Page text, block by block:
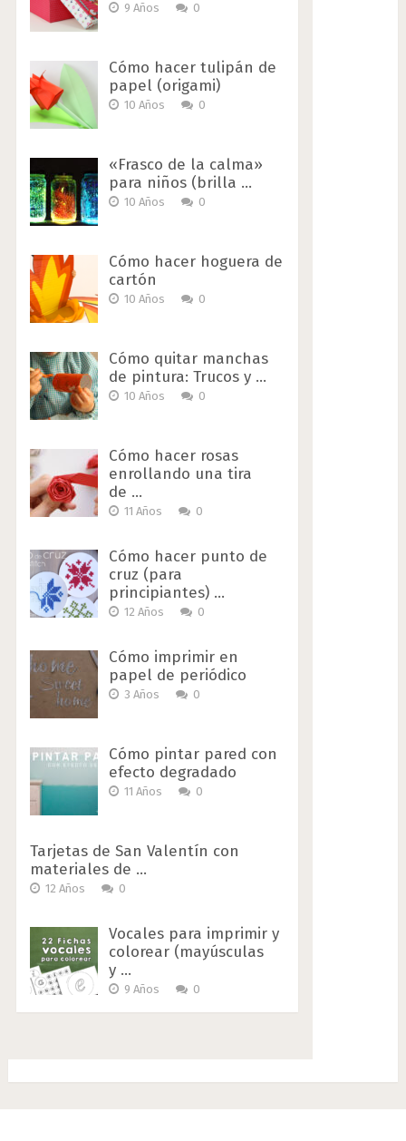
9 Años 0
Cómo hacer tulipán de
papel (origami)
10 Años 0
«Frasco de la calma»
para niños (brilla …
10 Años 0
Cómo hacer hoguera de
cartón
10 Años 0
Cómo quitar manchas
de pintura: Trucos y …
10 Años 0
Cómo hacer rosas
enrollando una tira
de …
11 Años 0
Cómo hacer punto de
cruz (para
principiantes) …
12 Años 0
Cómo imprimir en
papel de periódico
3 Años 0
Cómo pintar pared con
efecto degradado
11 Años 0
Tarjetas de San Valentín con
materiales de …
12 Años 0
Vocales para imprimir y
colorear (mayúsculas
y …
9 Años 0